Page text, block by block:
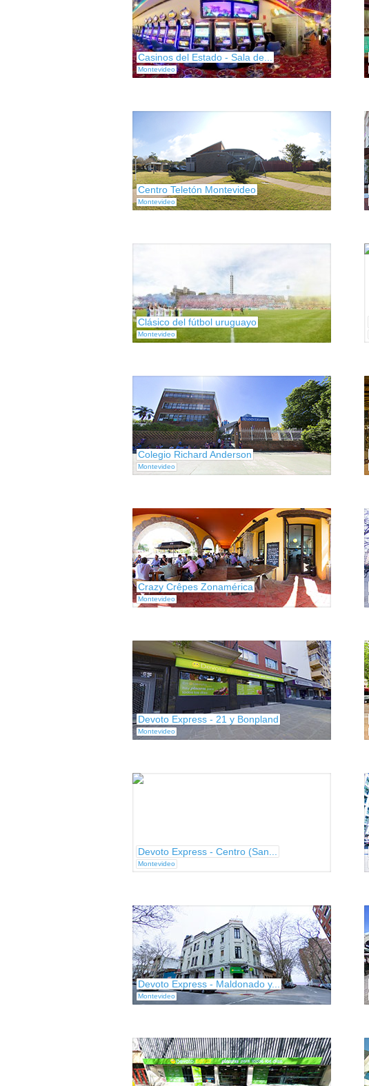
Casinos del Estado - Sala de...
Montevideo
Centro Teletón Montevideo
Montevideo
Clásico del fútbol uruguayo
Montevideo
Colegio Richard Anderson
Montevideo
Crazy Crêpes Zonamérica
Montevideo
Devoto Express - 21 y Bonpland
Montevideo
Devoto Express - Centro (San...
Montevideo
Devoto Express - Maldonado y...
Montevideo